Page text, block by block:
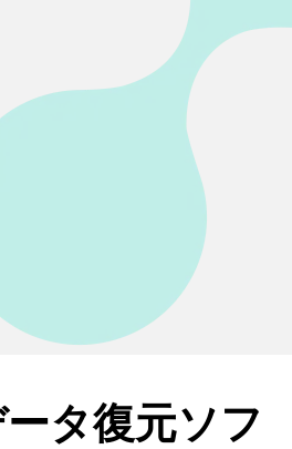
タ復元ソフ